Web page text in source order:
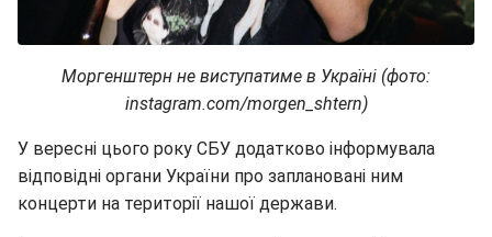
Моргенштерн не виступатиме в Україні (фото:
instagram.com/morgen_shtern)
У вересні цього року СБУ додатково інформувала
відповідні органи України про заплановані ним
концерти на території нашої держави.